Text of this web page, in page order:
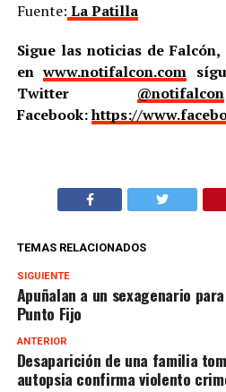
Fuente: La Patilla
Sigue las noticias de
enwww.notifalcon.com
Twitter @notifalcon
Facebook:https://
TEMAS RELACIONADOS
SIGUIENTE
Apuñalan a un sexagenario
Punto Fijo
ANTERIOR
Desaparición de una familia
autopsia confirma violento